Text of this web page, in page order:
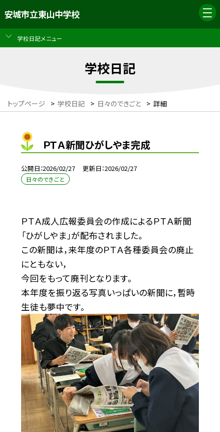
安城市立東山中学校
学校日記メニュー
学校日記
トップページ > 学校日記 > 日々のできごと > 詳細
ＰＴＡ新聞ひがしやま完成
公開日 2026/02/27 更新日 2026/02/27
日々のできごと
ＰＴＡ成人広報委員会の作成によるＰＴＡ新聞
「ひがしやま」が配布されました。
この新聞は，来年度のＰＴＡ各種委員会の廃止
にともない，
今回をもって廃刊となります。
本年度を振り返る写真いっぱいの新聞に，暫時
生徒も夢中です。